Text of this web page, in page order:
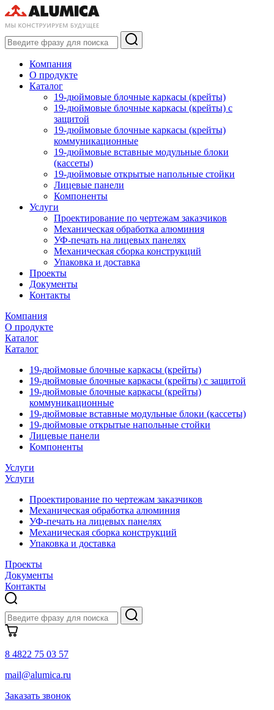
Компания
О продукте
Каталог
19-дюймовые блочные каркасы (крейты)
19-дюймовые блочные каркасы (крейты) с
защитой
19-дюймовые блочные каркасы (крейты)
коммуникационные
19-дюймовые вставные модульные блоки
(кассеты)
19-дюймовые открытые напольные стойки
Лицевые панели
Компоненты
Услуги
Проектирование по чертежам заказчиков
Механическая обработка алюминия
УФ-печать на лицевых панелях
Механическая сборка конструкций
Упаковка и доставка
Проекты
Документы
Контакты
Компания
О продукте
Каталог
Каталог
19-дюймовые блочные каркасы (крейты)
19-дюймовые блочные каркасы (крейты) с защитой
19-дюймовые блочные каркасы (крейты)
коммуникационные
19-дюймовые вставные модульные блоки (кассеты)
19-дюймовые открытые напольные стойки
Лицевые панели
Компоненты
Услуги
Услуги
Проектирование по чертежам заказчиков
Механическая обработка алюминия
УФ-печать на лицевых панелях
Механическая сборка конструкций
Упаковка и доставка
Проекты
Документы
Контакты
8 4822 75 03 57
mail@alumica.ru
Заказать звонок